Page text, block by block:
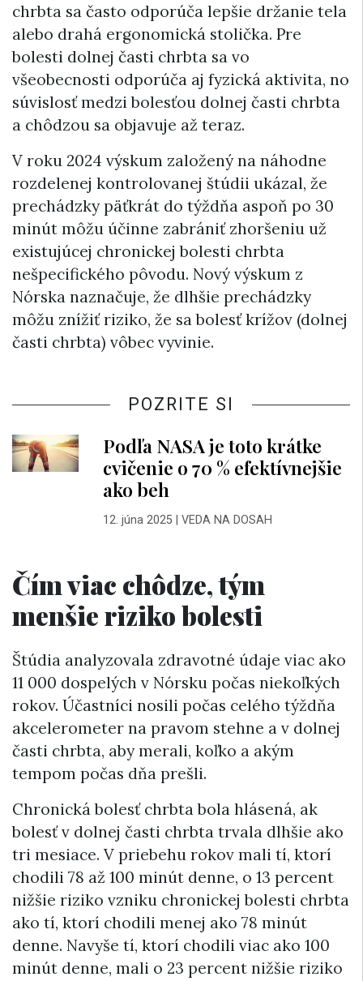
chrbta sa často odporúča lepšie držanie tela
alebo drahá ergonomická stolička. Pre
bolesti dolnej časti chrbta sa vo
všeobecnosti odporúča aj fyzická aktivita, no
súvislosť medzi bolesťou dolnej časti chrbta
a chôdzou sa objavuje až teraz.
V roku 2024 výskum založený na náhodne
rozdelenej kontrolovanej štúdii ukázal, že
prechádzky päťkrát do týždňa aspoň po 30
minút môžu účinne zabrániť zhoršeniu už
existujúcej chronickej bolesti chrbta
nešpecifického pôvodu. Nový výskum z
Nórska naznačuje, že dlhšie prechádzky
môžu znížiť riziko, že sa bolesť krížov (dolnej
časti chrbta) vôbec vyvinie.
POZRITE SI
Podľa NASA je toto krátke
cvičenie o 70 % efektívnejšie
ako beh
12. júna 2025| VEDA NA DOSAH
Čím viac chôdze, tým
menšie riziko bolesti
Štúdia analyzovala zdravotné údaje viac ako
11 000 dospelých v Nórsku počas niekoľkých
rokov. Účastníci nosili počas celého týždňa
akcelerometer na pravom stehne a v dolnej
časti chrbta, aby merali, koľko a akým
tempom počas dňa prešli.
Chronická bolesť chrbta bola hlásená, ak
bolesť v dolnej časti chrbta trvala dlhšie ako
tri mesiace. V priebehu rokov mali tí, ktorí
chodili 78 až 100 minút denne, o 13 percent
nižšie riziko vzniku chronickej bolesti chrbta
ako tí, ktorí chodili menej ako 78 minút
denne. Navyše tí, ktorí chodili viac ako 100
minút denne, mali o 23 percent nižšie riziko